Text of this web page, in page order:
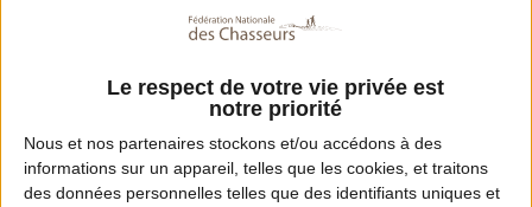
Le respect de votre vie privée est
notre priorité
Nous et nos partenaires stockons et/ou accédons à des
informations sur un appareil, telles que les cookies, et traitons
des données personnelles telles que des identifiants uniques et